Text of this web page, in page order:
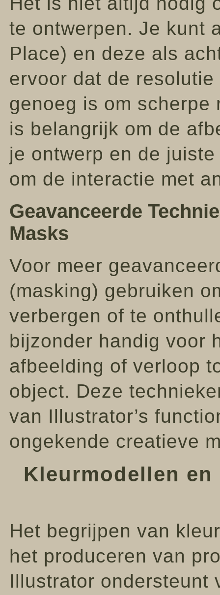
te ontwerpen. Je kunt
Place) en deze als
ervoor dat de
genoeg is om scherpe
is belangrijk om de
je ontwerp en de
om de interactie met
Geavanceerde
Masks
Voor meer
(masking) gebruiken
verbergen of te
bijzonder handig voor
afbeelding of verloop
object. Deze
van Illustrator’s
ongekende creatieve
Kleurmodellen en
Het begrijpen van
het produceren van
Illustrator ondersteunt